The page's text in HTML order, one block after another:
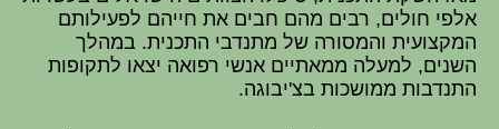
אלפי חולים, רבים מהם חבים את חייהם לפעילותם
המקצועית והמסורה של מתנדבי התכנית. במהלך
השנים, למעלה ממאתיים אנשי רפואה יצאו לתקופות
התנדבות ממושכות בצ'יבוגה.